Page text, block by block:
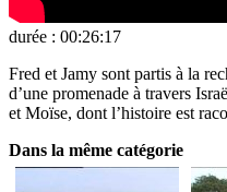
durée : 00:26:17
Fred et Jamy sont partis à la
d’une promenade à travers
et Moïse, dont l’histoire est
Dans la même catégorie